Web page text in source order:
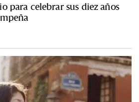
para celebrar sus diez años